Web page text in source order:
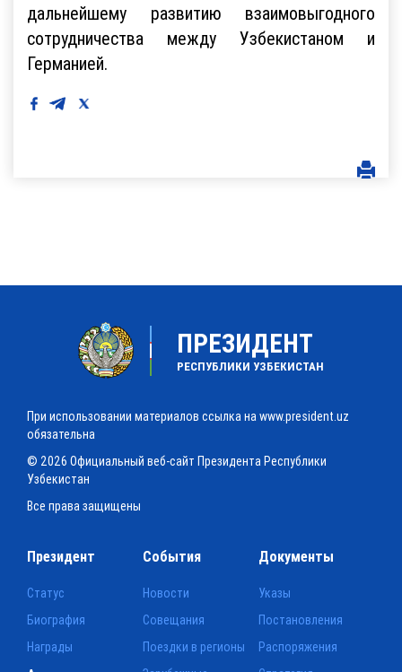
дальнейшему развитию взаимовыгодного
сотрудничества между Узбекистаном и
Германией.
ПРЕЗИДЕНТ
РЕСПУБЛИКИ УЗБЕКИСТАН
При использовании материалов ссылка на www.president.uz
обязательна
© 2026 Официальный веб-сайт Президента Республики
Узбекистан
Все права защищены
Президент
Статус
Биография
Награды
События
Новости
Совещания
Поездки в регионы
Документы
Указы
Постановления
Распоряжения